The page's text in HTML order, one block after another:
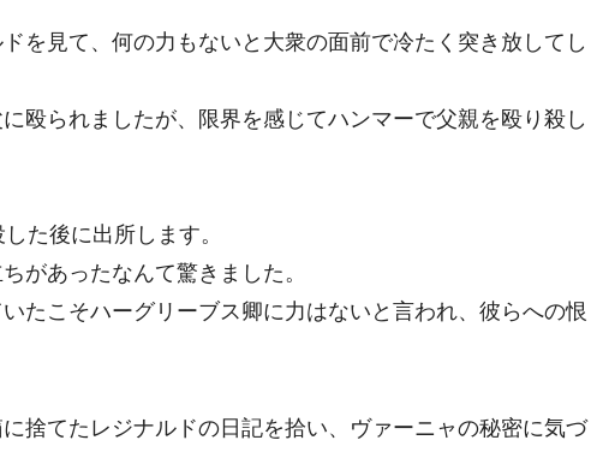
を見て、何の力もないと大衆の面前で冷たく突き放してし
殴られましたが、限界を感じてハンマーで父親を殴り殺し
た後に出所します。
があったなんて驚きました。
たこそハーグリーブス卿に力はないと言われ、彼らへの恨
捨てたレジナルドの日記を拾い、ヴァーニャの秘密に気づ